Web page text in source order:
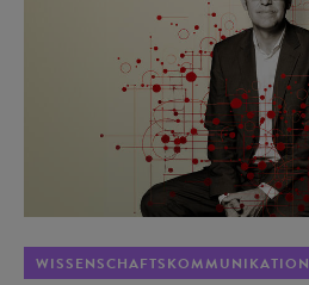
WISSENSCHAFTSKOMMUNIKATION